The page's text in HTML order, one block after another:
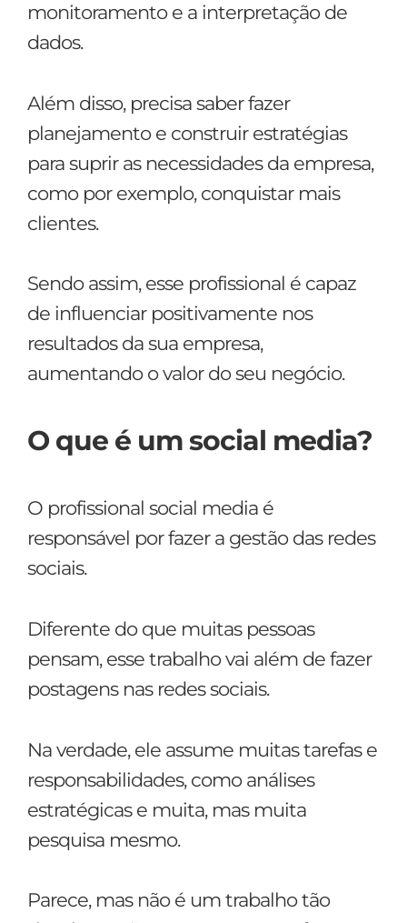
monitoramento e a interpretação de
dados.
Além disso, precisa saber fazer
planejamento e construir estratégias
para suprir as necessidades da empresa,
como por exemplo, conquistar mais
clientes.
Sendo assim, esse profissional é capaz
de influenciar positivamente nos
resultados da sua empresa,
aumentando o valor do seu negócio.
O que é um social media?
O profissional social media é
responsável por fazer a gestão das redes
sociais.
Diferente do que muitas pessoas
pensam, esse trabalho vai além de fazer
postagens nas redes sociais.
Na verdade, ele assume muitas tarefas e
responsabilidades, como análises
estratégicas e muita, mas muita
pesquisa mesmo.
Parece, mas não é um trabalho tão